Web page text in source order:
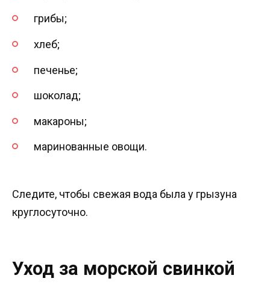
грибы;
хлеб;
печенье;
шоколад;
макароны;
маринованные овощи.
Следите, чтобы свежая вода была у грызуна
круглосуточно.
Уход за морской свинкой